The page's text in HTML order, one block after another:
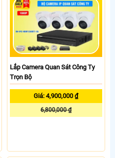
Lắp Camera Quan Sát Công Ty
Trọn Bộ
Giá: 4,900,000 ₫
6,800,000 ₫